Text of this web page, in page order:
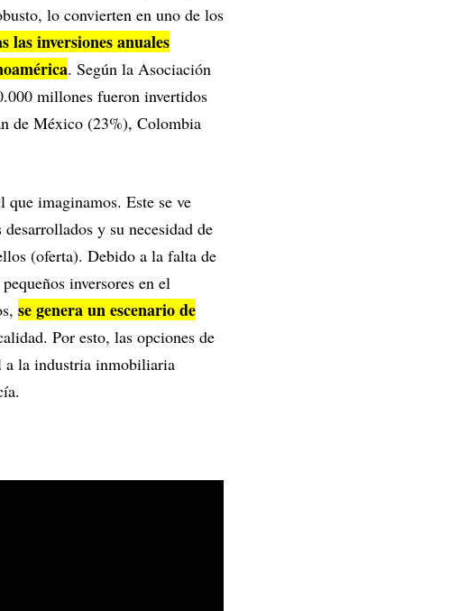
lo convierten en uno de los
las inversiones anuales
. Según la Asociación
millones fueron invertidos
de México (23%), Colombia
imaginamos. Este se ve
y su necesidad de
(oferta). Debido a la falta de
inversores en el
se genera un escenario de
Por esto, las opciones de
a la industria inmobiliaria